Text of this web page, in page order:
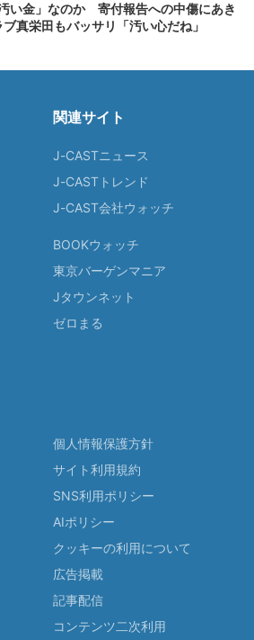
い金」なのか 寄付報告への中傷にあき
真栄田もバッサリ「汚い心だね」
関連サイト
J-CASTニュース
J-CASTトレンド
J-CAST会社ウォッチ
BOOKウォッチ
東京バーゲンマニア
Jタウンネット
ゼロまる
個人情報保護方針
サイト利用規約
SNS利用ポリシー
AIポリシー
クッキーの利用について
広告掲載
記事配信
コンテンツ二次利用